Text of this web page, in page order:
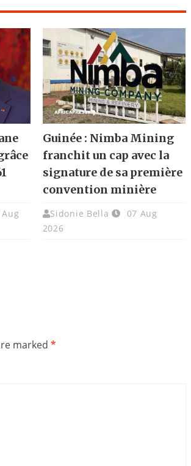
Guinée : Nimba Mining
franchit un cap avec la
signature de sa première
convention minière
Sidonie Bella
07 Aug
2026
marked *